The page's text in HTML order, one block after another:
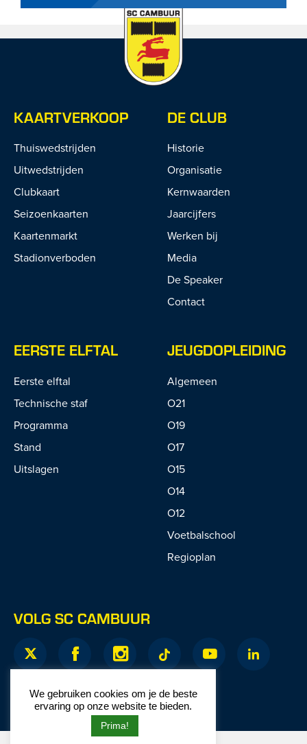
KAARTVERKOOP
Thuiswedstrijden
Uitwedstrijden
Clubkaart
Seizoenkaarten
Kaartenmarkt
Stadionverboden
DE CLUB
Historie
Organisatie
Kernwaarden
Jaarcijfers
Werken bij
Media
De Speaker
Contact
EERSTE ELFTAL
Eerste elftal
Technische staf
Programma
Stand
Uitslagen
JEUGDOPLEIDING
Algemeen
O21
O19
O17
O15
O14
O12
Voetbalschool
Regioplan
VOLG SC CAMBUUR
We gebruiken cookies om je de beste
ervaring op onze website te bieden.
Prima!